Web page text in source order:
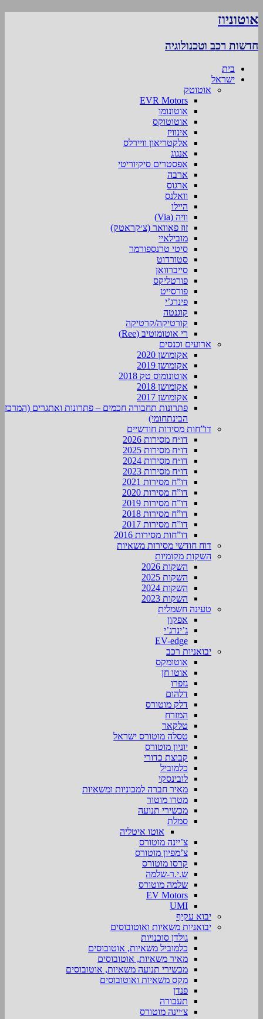
אוטוניוז
חדשות רכב וטכנולוגיה
בית
ישראל
אוטוטק
EVR Motors
אוטונומו
אוטוטוקס
אינוויז
אלקטריאון וויירלס
אנגוג
אפסטרים סיקיוריטי
ארבה
ארגוס
וואלנס
היילו
וויה (Via)
זוז פאוואר (צ׳קראטק)
מובילאיי
סיטי טרנספורמר
סטורדוט
סייברוואן
פורטליקס
פורסייט
פינרג’י
קוגנטה
קורטיקה/קרטיקה
רי אוטומוטיב (Ree)
ארועים וכנסים
אקומושן 2020
אקומושן 2019
אוטונומוס טק 2018
אקומושן 2018
אקומושן 2017
פתרונות תחבורה חכמים – פתרונות ואתגרים (המרכז
הבינתחומי)
דו”חות מסירות חודשיים
דו״ח מסירות 2026
דו״ח מסירות 2025
דו״ח מסירות 2024
דו״ח מסירות 2023
דו”ח מסירות 2021
דו”ח מסירות 2020
דו”ח מסירות 2019
דו”ח מסירות 2018
דו”ח מסירות 2017
דו”חות מסירות 2016
דוח חודשי מסירות משאיות
השקות מקומיות
השקות 2026
השקות 2025
השקות 2024
השקות 2023
טעינה חשמלית
אפקון
ג’ינרג’י
EV-edge
יבואניות רכב
אוטומקס
אוטו חן
גזפרו
דלהום
דלק מוטורס
המזרח
טלקאר
טסלה מוטורס ישראל
יוניון מוטורס
קבוצת כדורי
כלמוביל
לובינסקי
מאיר חברה למכוניות ומשאיות
מטרו מוטור
מכשירי תנועה
סמלת
אוטו איטליה
צ’יינה מוטורס
צ’מפיון מוטורס
קרסו מוטורס
ש.י.ר-שלמה
שלמה מוטורס
EV Motors
UMI
יבוא עקיף
יבואניות משאיות ואוטובוסים
גולדן סוכנויות
כלמוביל משאיות, אוטובוסים
מאיר משאיות, אוטובוסים
מכשירי תנועה משאיות, אוטובוסים
מקס משאיות ואוטובוסים
פנדן
תעבורה
צ׳יינה מוטורס